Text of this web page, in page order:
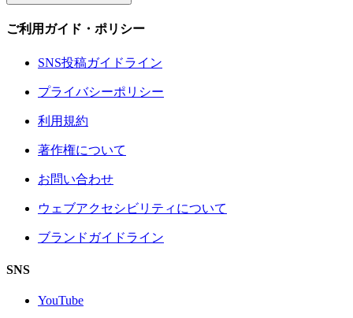
ご利用ガイド・ポリシー
SNS投稿ガイドライン
プライバシーポリシー
利用規約
著作権について
お問い合わせ
ウェブアクセシビリティについて
ブランドガイドライン
SNS
YouTube